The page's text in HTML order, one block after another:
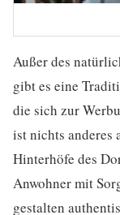
Außer des
gibt es eine
die sich zur
ist nichts anderes
Hinterhöfe des
Anwohner mit
gestalten